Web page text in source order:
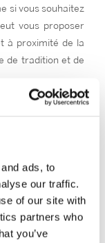
ads, to
our traffic.
of our site with
partners who
you’ve
si vous souhaitez
vous proposer
à proximité de la
de tradition et de
souhaitez investir
c’est le bon